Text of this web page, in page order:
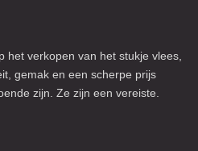
het verkopen van het stukje vlees,
gemak en een scherpe prijs
zijn. Ze zijn een vereiste.